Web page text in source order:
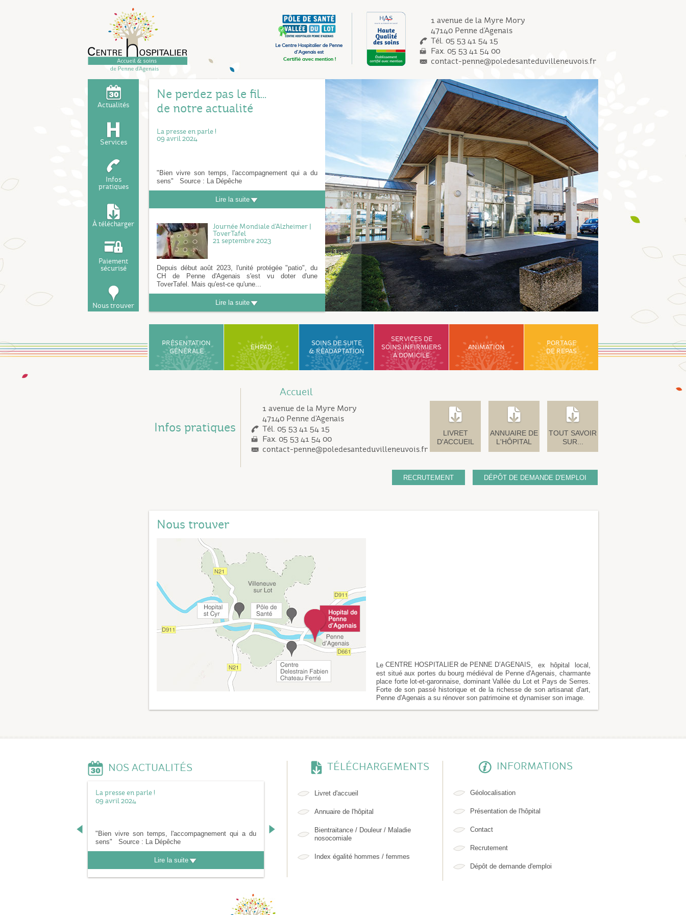
Actualités
Services
Infos
pratiques
À télécharger
Paiement
sécurisé
Nous trouver
1 avenue de la Myre Mory
47140 Penne d’Agenais
Tél. 05 53 41 54 15
Fax. 05 53 41 54 00
contact-penne@poledesanteduvilleneuvois.fr
Ne perdez pas le fil...
de notre actualité
La presse en parle !
09 avril 2024
"Bien vivre son temps, l'accompagnement qui a du
sens" Source : La Dépêche
Lire la suite
Journée Mondiale d'Alzheimer |
ToverTafel
21 septembre 2023
Depuis début août 2023, l'unité protégée "patio", du
CH de Penne d'Agenais s'est vu doter d'une
ToverTafel. Mais qu'est-ce qu'une...
Lire la suite
PRÉSENTATION
GÉNÉRALE
EHPAD
SOINS DE SUITE
& RÉADAPTATION
SERVICES DE
SOINS INFIRMIERS
À DOMICILE
ANIMATION
PORTAGE
DE REPAS
Accueil
Infos pratiques
1 avenue de la Myre Mory
47140 Penne d’Agenais
Tél. 05 53 41 54 15
Fax. 05 53 41 54 00
contact-penne@poledesanteduvilleneuvois.fr
LIVRET
D'ACCUEIL
ANNUAIRE DE
L'HÔPITAL
TOUT SAVOIR
SUR...
RECRUTEMENT DÉPÔT DE DEMANDE D'EMPLOI
Nous trouver
Le CENTRE HOSPITALIER de PENNE D’AGENAIS, ex hôpital local,
est situé aux portes du bourg médiéval de Penne d'Agenais, charmante
place forte lot-et-garonnaise, dominant Vallée du Lot et Pays de Serres.
Forte de son passé historique et de la richesse de son artisanat d'art,
Penne d'Agenais a su rénover son patrimoine et dynamiser son image.
NOS ACTUALITÉS
La presse en parle !
09 avril 2024
"Bien vivre son temps, l'accompagnement qui a du
sens" Source : La Dépêche
Lire la suite
TÉLÉCHARGEMENTS
Livret d'accueil
Annuaire de l'hôpital
Bientraitance / Douleur / Maladie
nosocomiale
Index égalité hommes / femmes
INFORMATIONS
Géolocalisation
Présentation de l'hôpital
Contact
Recrutement
Dépôt de demande d'emploi